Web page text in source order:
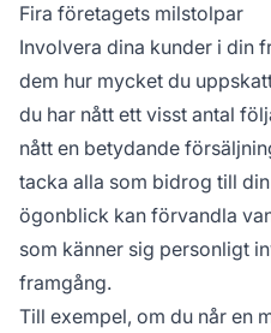
Fira företagets milstolpar
Involvera dina kunder i din
dem hur mycket du
du har nått ett visst antal
nått en betydande
tacka alla som bidrog till
ögonblick kan förvandla
som känner sig personligt
framgång.
Till exempel, om du når en